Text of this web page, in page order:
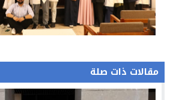
مقالات ذات صلة